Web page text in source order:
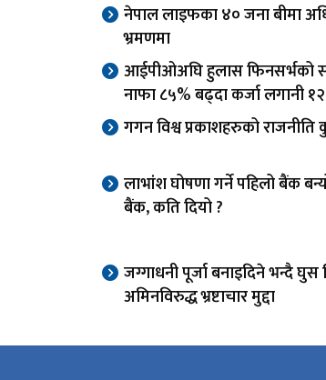
नेपाल लाइफका ४० जना बीमा
भ्रमणमा
आईपीओअघि हुलास फिनसर्भको
नाफा ८५% बढ्दा कर्जा लगानी
गगन विश्व प्रकाशहरुको राजनीति
लाभांश घोषणा गर्ने पहिलो बैंक
बैंक, कति दियो ?
जग्गाधनी पूर्जा बनाइदिने भन्दै
अमिनविरुद्ध भ्रष्टाचार मुद्दा